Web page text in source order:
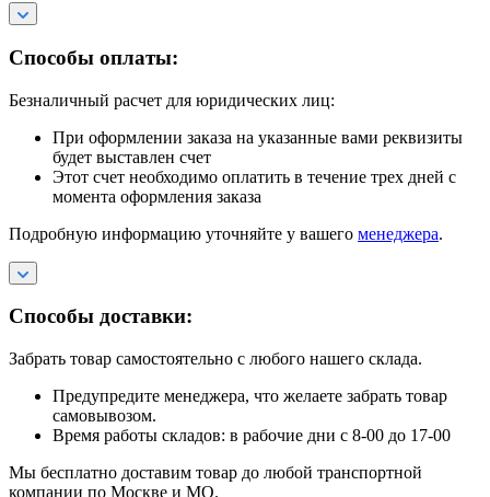
Способы оплаты:
Безналичный расчет для юридических лиц:
При оформлении заказа на указанные вами реквизиты
будет выставлен счет
Этот счет необходимо оплатить в течение трех дней с
момента оформления заказа
Подробную информацию уточняйте у вашего менеджера.
Способы доставки:
Забрать товар самостоятельно с любого нашего склада.
Предупредите менеджера, что желаете забрать товар
самовывозом.
Время работы складов: в рабочие дни с 8-00 до 17-00
Мы бесплатно доставим товар до любой транспортной
компании по Москве и МО.